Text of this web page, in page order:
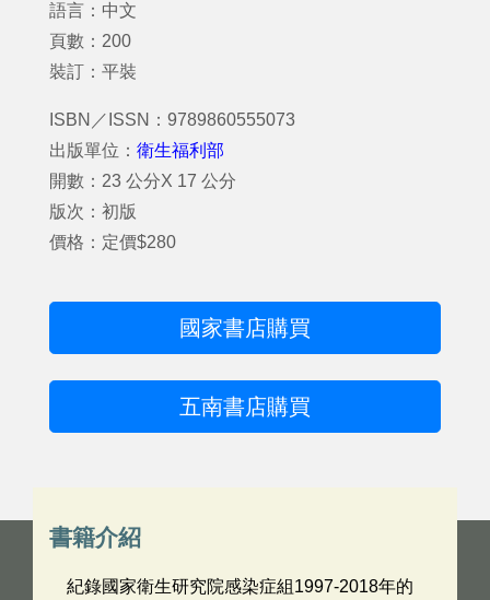
語言：中文
頁數：200
裝訂：平裝
ISBN／ISSN：9789860555073
出版單位： 衛生福利部
開數：23 公分X 17 公分
版次：初版
價格：定價$280
國家書店購買
五南書店購買
書籍介紹
紀錄國家衛生研究院感染症組1997-2018年的